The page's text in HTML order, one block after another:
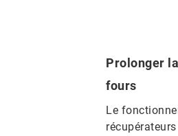
Prolonger
fours
Le